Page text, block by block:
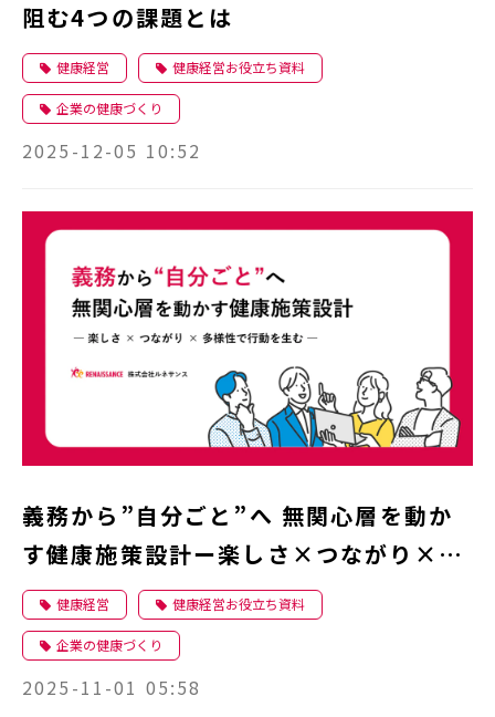
阻む4つの課題とは
健康経営 健康経営お役立ち資料
企業の健康づくり
2025-12-05 10:52
義務から”自分ごと”へ 無関心層を動か
す健康施策設計ー楽しさ×つながり×多
様性で行動を生む
健康経営 健康経営お役立ち資料
企業の健康づくり
2025-11-01 05:58